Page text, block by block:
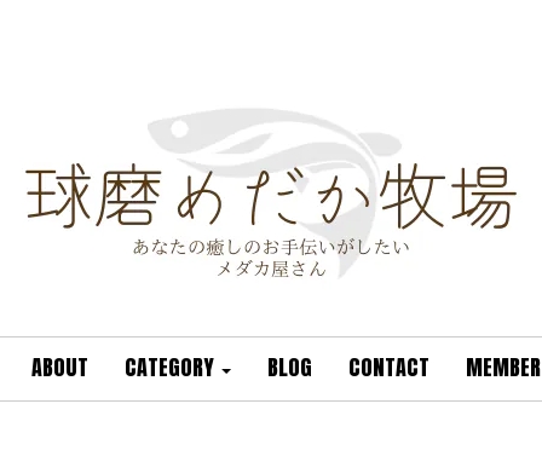
ABOUT CATEGORY BLOG CONTACT